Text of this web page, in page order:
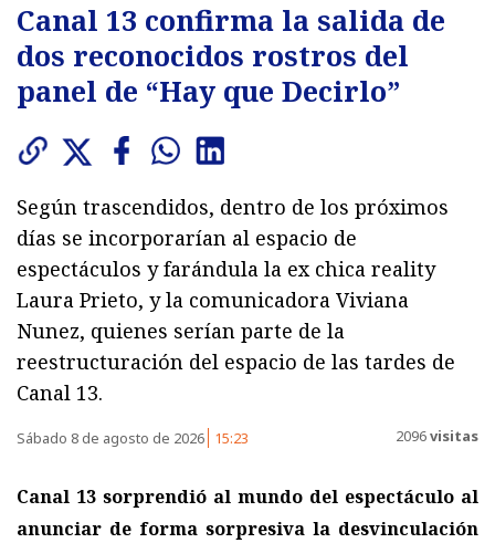
Canal 13 confirma la salida de
dos reconocidos rostros del
panel de “Hay que Decirlo”
Según trascendidos, dentro de los próximos
días se incorporarían al espacio de
espectáculos y farándula la ex chica reality
Laura Prieto, y la comunicadora Viviana
Nunez, quienes serían parte de la
reestructuración del espacio de las tardes de
Canal 13.
Sábado 8 de agosto de 2026 15:23 2096visitas
Canal 13 sorprendió al mundo del espectáculo al
anunciar de forma sorpresiva la desvinculación